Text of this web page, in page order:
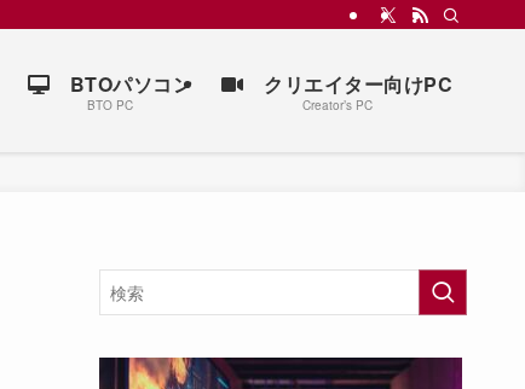
BTOパソコン
BTO PC
クリエイター向けPC
Creator’s PC